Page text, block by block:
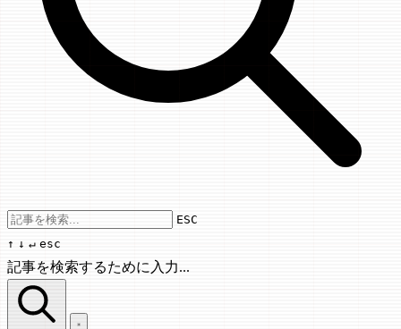
Use arrow keys to navigate results,
ESC
↑ ↓ ↵ esc
記事を検索するために入力...
記事を検索...